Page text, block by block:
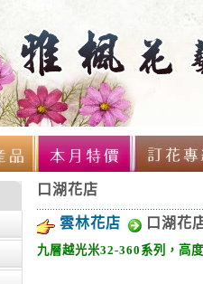
口湖花店
雲林花店 口湖花
九層越光米32-360系列，高度